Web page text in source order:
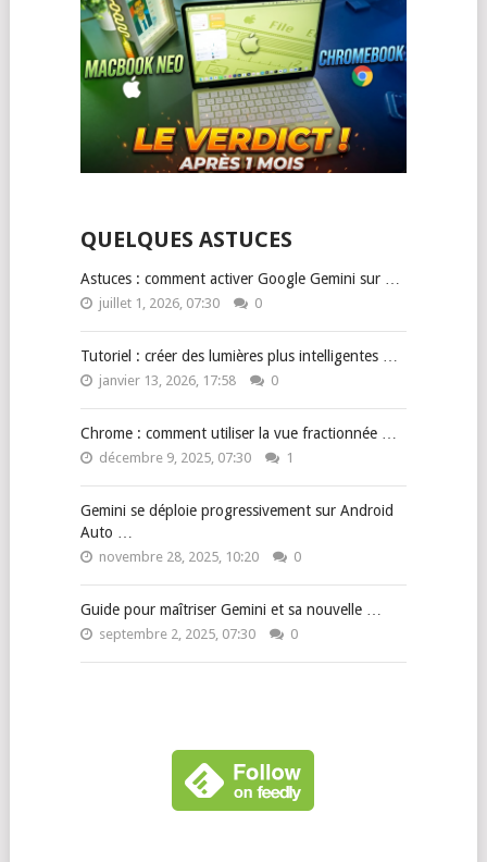
QUELQUES ASTUCES
Astuces : comment activer Google Gemini sur …
juillet 1, 2026, 07:30 0
Tutoriel : créer des lumières plus intelligentes …
janvier 13, 2026, 17:58 0
Chrome : comment utiliser la vue fractionnée …
décembre 9, 2025, 07:30 1
Gemini se déploie progressivement sur Android
Auto …
novembre 28, 2025, 10:20 0
Guide pour maîtriser Gemini et sa nouvelle …
septembre 2, 2025, 07:30 0